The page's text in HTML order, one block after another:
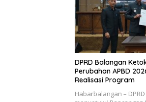
DPRD Balangan
Perubahan APBD
Realisasi Program
Habarbalangan –